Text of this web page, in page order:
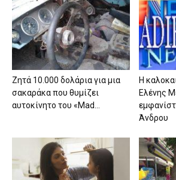
Ζητά 10.000 δολάρια για μια
σακαράκα που θυμίζει
αυτοκίνητο του «Mad...
Η
Ελένης
Άνδρου